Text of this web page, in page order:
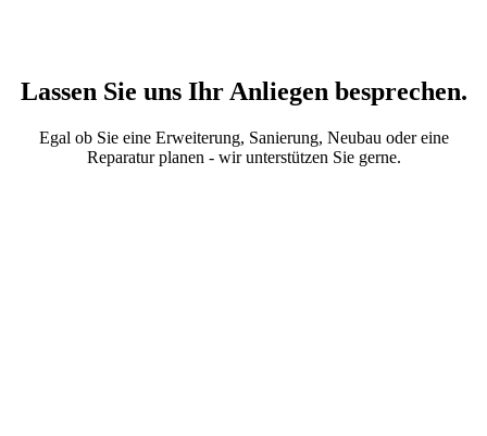
Lassen Sie uns Ihr Anliegen besprechen.
Egal ob Sie eine Erweiterung, Sanierung, Neubau oder eine
Reparatur planen - wir unterstützen Sie gerne.